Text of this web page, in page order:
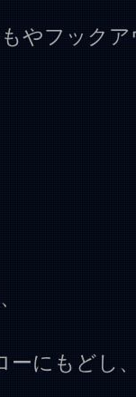
やフック
ーにもどし